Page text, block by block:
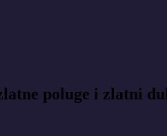
poluge i zlatni